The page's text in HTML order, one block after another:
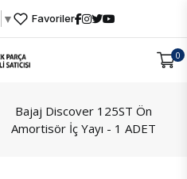
▼ Favoriler
0
Bajaj Discover 125ST Ön
Amortisör İç Yayı - 1 ADET